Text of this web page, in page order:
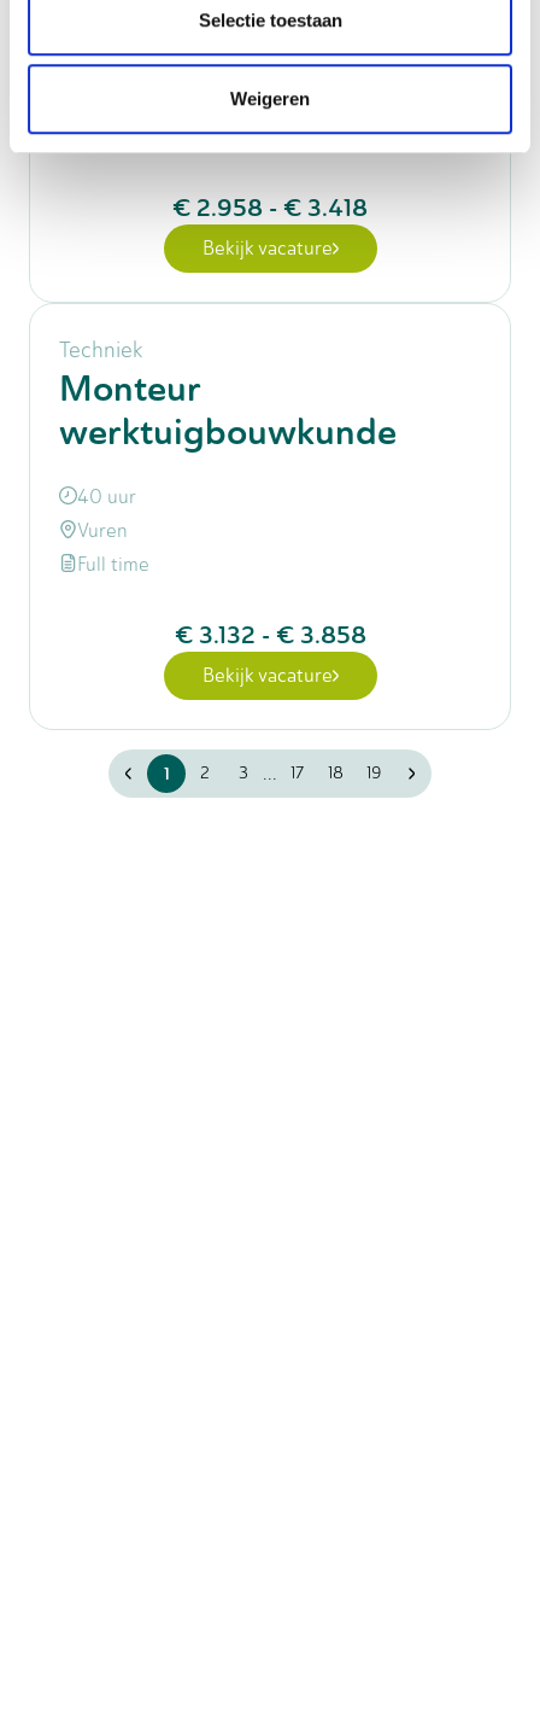
Selectie toestaan
Weigeren
40 uur
Full time
€ 2.958 -€ 3.418
Bekijk vacature
Techniek
Monteur
werktuigbouwkunde
40 uur
Vuren
Full time
€ 3.132 - € 3.858
Bekijk vacature
1 2 3 ... 17 18 19